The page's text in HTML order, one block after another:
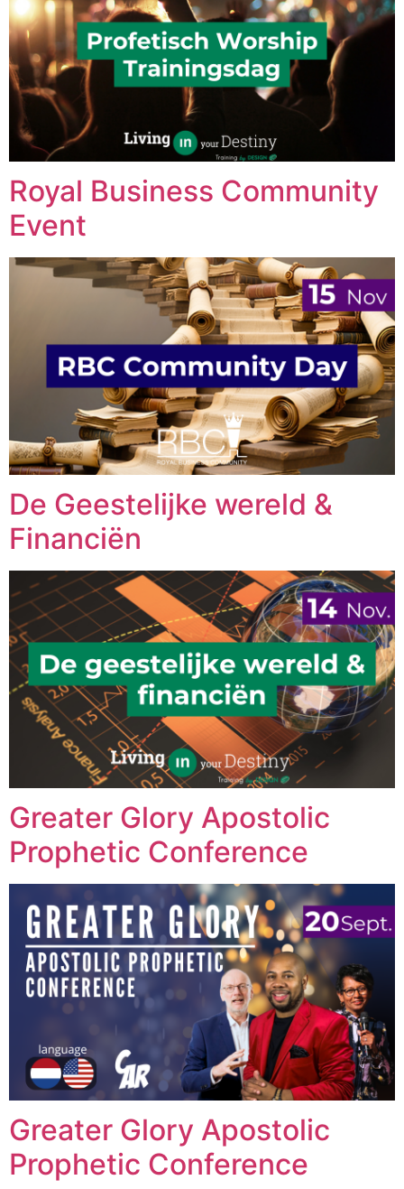
Royal Business Community
Event
De Geestelijke wereld &
Financiën
Greater Glory Apostolic
Prophetic Conference
Greater Glory Apostolic
Prophetic Conference